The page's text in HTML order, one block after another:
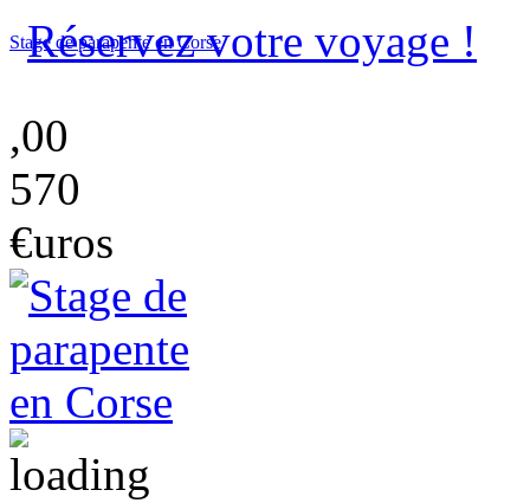
Réservez votre voyage !
Stage de parapente en Corse
,00
570
€uros